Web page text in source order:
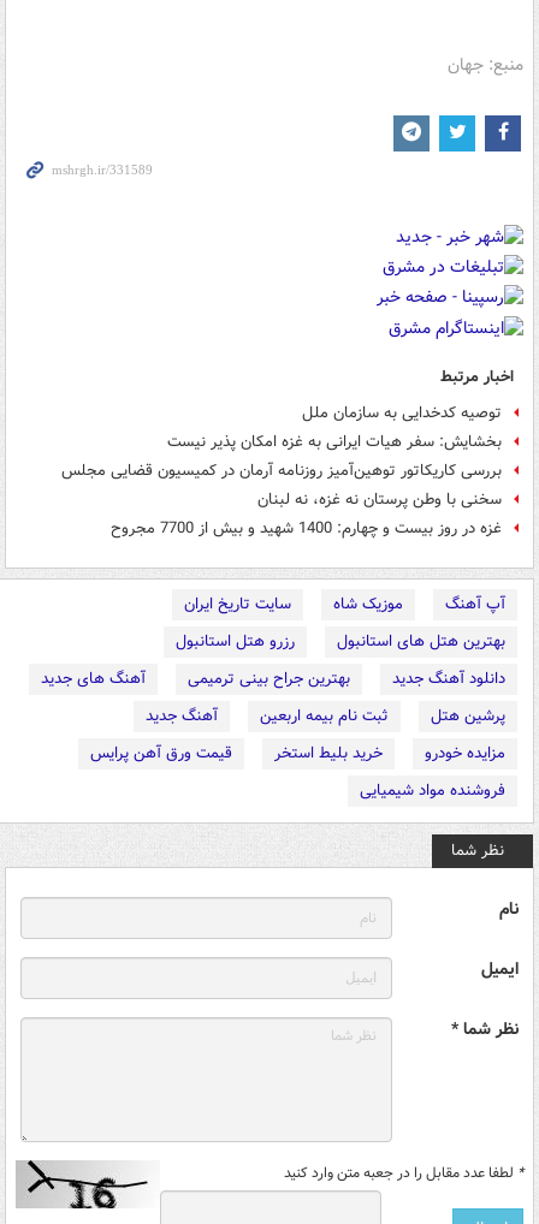
منبع: جهان
اخبار مرتبط
توصیه کدخدایی به سازمان ملل
بخشایش: سفر هیات ایرانی به غزه امکان پذیر نیست
بررسی کاریکاتور توهین‌آمیز روزنامه آرمان در کمیسیون قضایی مجلس
سخنی با وطن پرستان نه غزه، نه لبنان
غزه در روز بیست و چهارم: 1400 شهید و بیش از 7700 مجروح
آپ آهنگ موزیک شاه
سایت تاریخ ایران
بهترین هتل های استانبول
رزرو هتل استانبول
دانلود آهنگ جدید
بهترین جراح بینی ترمیمی
آهنگ های جدید
پرشین هتل
ثبت نام بیمه اربعین
آهنگ جدید
مزایده خودرو
خرید بلیط استخر
قیمت ورق آهن پرایس
فروشنده مواد شیمیایی
نظر شما
نام
ایمیل
نظر شما *
* لطفا عدد مقابل را در جعبه متن وارد کنید